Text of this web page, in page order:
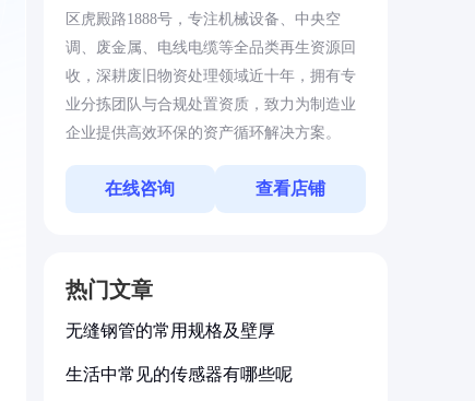
区虎殿路1888号，专注机械设备、中央空
调、废金属、电线电缆等全品类再生资源回
收，深耕废旧物资处理领域近十年，拥有专
业分拣团队与合规处置资质，致力为制造业
企业提供高效环保的资产循环解决方案。
在线咨询 查看店铺
热门文章
无缝钢管的常用规格及壁厚
生活中常见的传感器有哪些呢